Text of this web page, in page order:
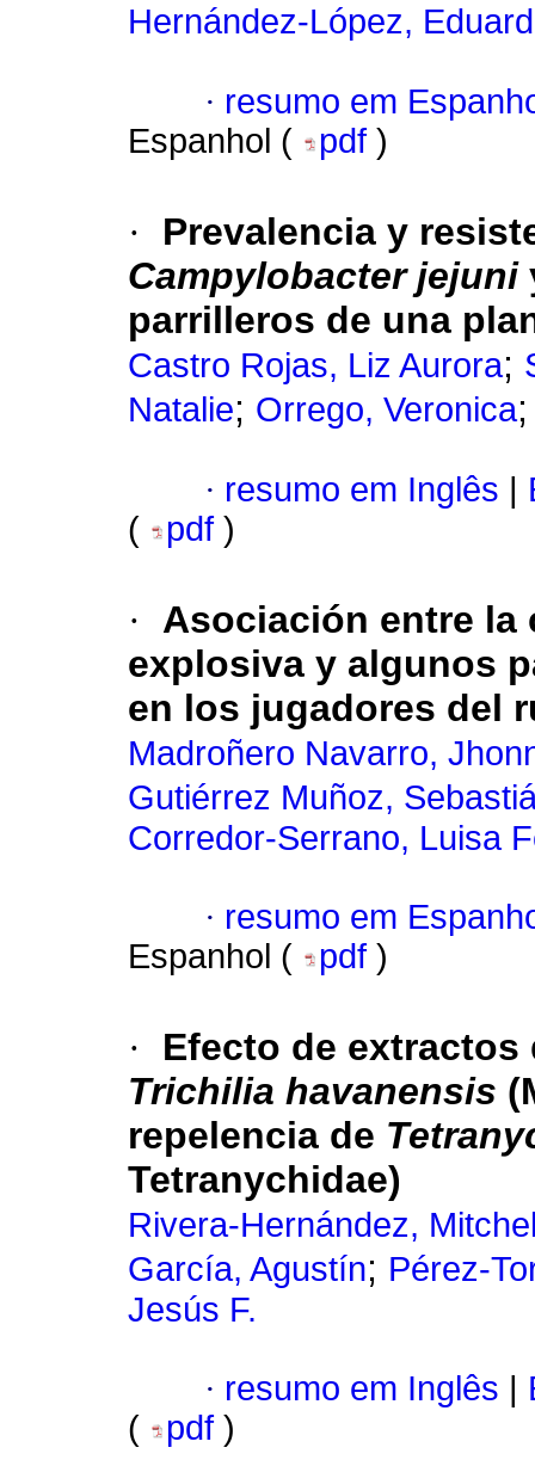
Hernández-López,
· resumo em
Espanhol (
pdf )
·
Prevalencia y
Campylobacter jejuni
parrilleros de una
Castro Rojas, Liz Aurora;
Natalie; Orrego, Veronica
· resumo em Inglês
(
pdf )
·
Asociación entre la
explosiva y algunos
en los jugadores del
Madroñero Navarro,
Gutiérrez Muñoz,
Corredor-Serrano, Luisa
· resumo em
Espanhol (
pdf )
·
Efecto de
Trichilia havanensis
repelencia de
Tetranychidae)
Rivera-Hernández,
García, Agustín; Pérez-
Jesús F.
· resumo em Inglês
(
pdf )